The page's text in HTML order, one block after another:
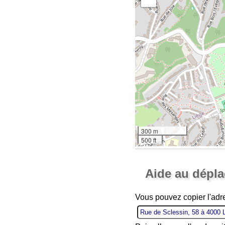
300 m
500 ft
Aide au
Vous pouvez copier